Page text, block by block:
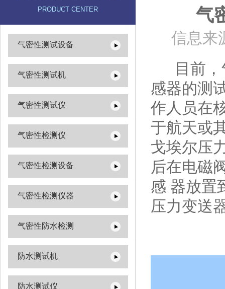
PRODUCT CENTER
气密性测试设备
气密性测试机
气密性测试仪
气密性检测仪
气密性检测设备
气密性检测仪器
气密性防水检测
防水测试机
防水测试仪
气
信息来
目前，
感器的测
作人员在
于航天或
戈埃尔压
后在电磁
感 器放置
压力变送